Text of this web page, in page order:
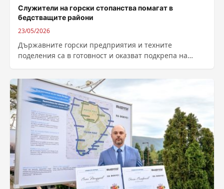
Служители на горски стопанства помагат в
бедстващите райони
23/05/2026
Държавните горски предприятия и техните
поделения са в готовност и оказват подкрепа на
и...